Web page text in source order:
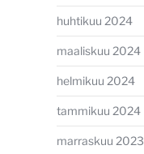
huhtikuu 2024
maaliskuu 2024
helmikuu 2024
tammikuu 2024
marraskuu 2023